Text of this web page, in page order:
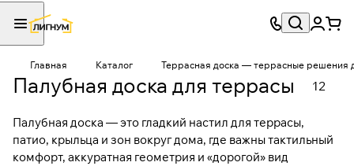
Главная Каталог Террасная доска — террасные решения
Палубная доска для террасы 12
Палубная доска — это гладкий настил для террасы,
патио, крыльца и зон вокруг дома, где важны тактильный
комфорт, аккуратная геометрия и «дорогой» вид